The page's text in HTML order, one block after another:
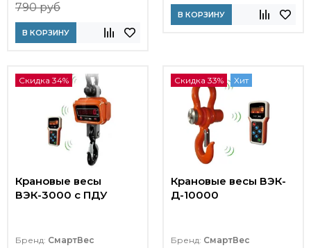
790 руб
В КОРЗИНУ
В КОРЗИНУ
Скидка 34%
Крановые весы
ВЭК-3000 с ПДУ
Бренд: СмартВес
Скидка 33% Хит
Крановые весы ВЭК-
Д-10000
Бренд: СмартВес